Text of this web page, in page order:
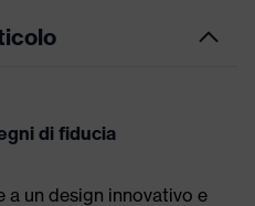
di fiducia
a un design innovativo e